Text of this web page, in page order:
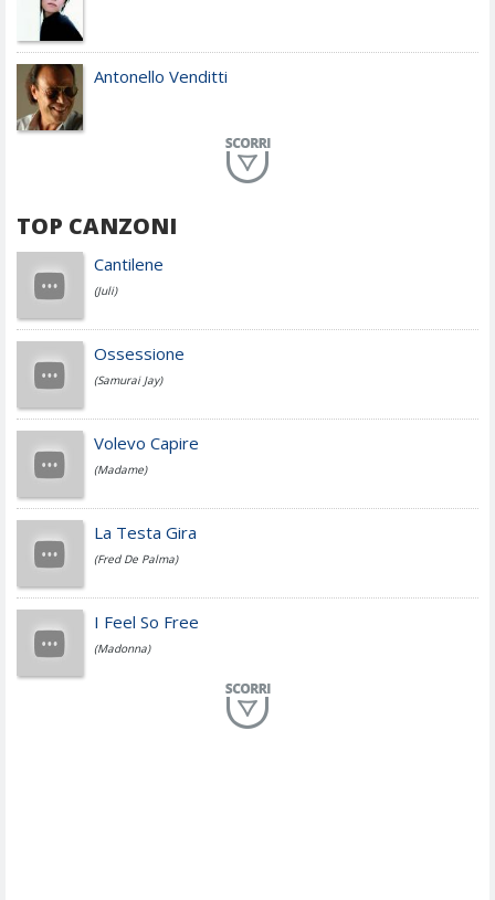
Antonello Venditti
Achille Lauro
Cesare Cremonini
Jovanotti
Fedez
Simone Cristicchi
TOP CANZONI
Cantilene
(Juli)
Ossessione
(Samurai Jay)
Volevo Capire
(Madame)
La Testa Gira
(Fred De Palma)
I Feel So Free
(Madonna)